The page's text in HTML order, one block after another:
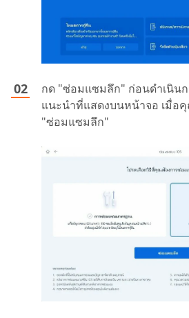
กด "ซ่อมแซมลึก" ก่อนดำเนิน
แนะนำที่แสดงบนหน้าจอ เมื่อ
"ซ่อมแซมลึก"